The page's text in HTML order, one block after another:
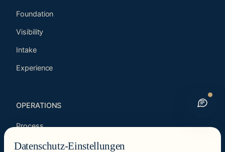
Foundation
Visibility
Intake
Experience
OPERATIONS
Process
Knowledge
Datenschutz-Einstellungen